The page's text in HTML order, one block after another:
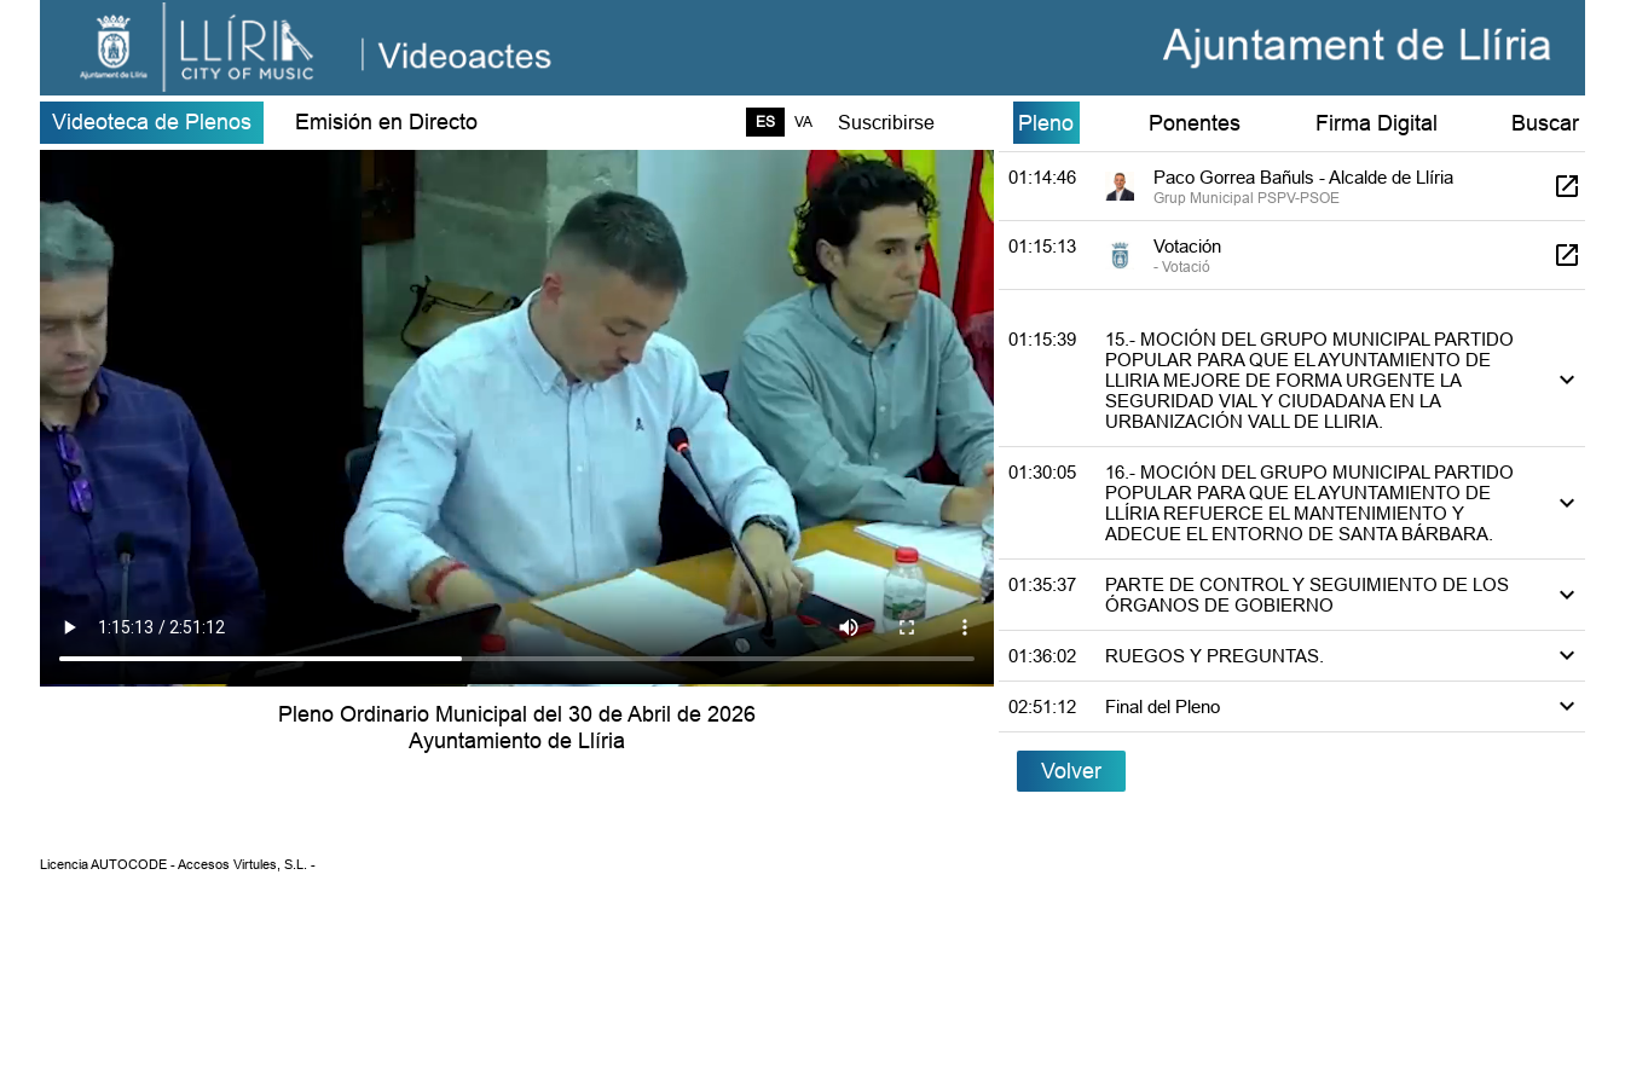
Videoteca de Plenos Emisión en Directo ES VA Suscribirse Pleno Ponentes Firma Digital Buscar
Pleno Ordinario Municipal del 30 de Abril de 2026
Ayuntamiento de Llíria
Paco Gorrea Bañuls - Alcalde de Llíria
Grup Municipal PSPV-PSOE
01:13:58
Portaveu - Grup Municipal VOX
01:14:46 Paco Gorrea Bañuls - Alcalde de Llíria
Grup Municipal PSPV-PSOE
01:15:13 Votación
- Votació
01:15:39
15.- MOCIÓN DEL GRUPO MUNICIPAL PARTIDO
POPULAR PARA QUE EL AYUNTAMIENTO DE
LLIRIA MEJORE DE FORMA URGENTE LA
SEGURIDAD VIAL Y CIUDADANA EN LA
URBANIZACIÓN VALL DE LLIRIA.
01:30:05
16.- MOCIÓN DEL GRUPO MUNICIPAL PARTIDO
POPULAR PARA QUE EL AYUNTAMIENTO DE
LLÍRIA REFUERCE EL MANTENIMIENTO Y
ADECUE EL ENTORNO DE SANTA BÁRBARA.
01:35:37
PARTE DE CONTROL Y SEGUIMIENTO DE LOS
ÓRGANOS DE GOBIERNO
01:36:02 RUEGOS Y PREGUNTAS.
02:51:12 Final del Pleno
Volver
Licencia AUTOCODE - Accesos Virtules, S.L. -